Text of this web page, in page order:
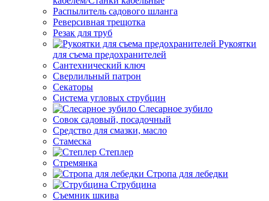
Распылитель садового шланга
Реверсивная трещотка
Резак для труб
Рукоятки
для съема предохранителей
Сантехнический ключ
Сверлильный патрон
Секаторы
Система угловых струбцин
Слесарное зубило
Совок садовый, посадочный
Средство для смазки, масло
Стамеска
Степлер
Стремянка
Стропа для лебедки
Струбцина
Съемник шкива